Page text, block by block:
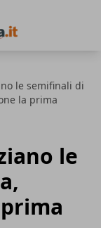
le semifinali di
la prima
le